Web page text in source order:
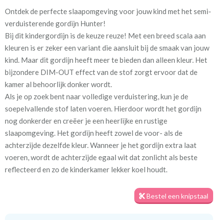
Artikelnummer Va_Hunter 1060 Purple
Stofbreedte: 140 cm
Meestal eerder, maar houd
rekening met
circa 2-3 weken
Materiaal: 100% polyester
Voor een optimale verduistering geven we je graag een tip. Meet
ontstaan. Daarnaast zorgt het plaatsen van een rail aan het
plafond en het gordijn tot aan de vloer voor de minste
Ontdek de perfecte slaapomgeving voor jouw kind met het semi-
verduisterende gordijn Hunter!
Bij dit kindergordijn is de keuze reuze! Met een breed scala aan
kleuren is er zeker een variant die aansluit bij de smaak van jouw
kind. Maar dit gordijn heeft meer te bieden dan alleen kleur. Het
bijzondere DIM-OUT effect van de stof zorgt ervoor dat de
kamer al behoorlijk donker wordt.
Als je op zoek bent naar volledige verduistering, kun je de
soepelvallende stof laten voeren. Hierdoor wordt het gordijn
nog donkerder en creëer je een heerlijke en rustige
slaapomgeving. Het gordijn heeft zowel de voor- als de
achterzijde dezelfde kleur. Wanneer je het gordijn extra laat
voeren, wordt de achterzijde egaal wit dat zonlicht als beste
reflecteerd en zo de kinderkamer lekker koel houdt.
Bestel een knipstaal